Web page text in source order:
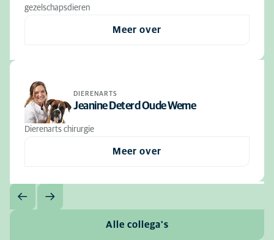
gezelschapsdieren
Meer over
DIERENARTS
Jeanine Deterd Oude Weme
Dierenarts chirurgie
Meer over
Alle collega's